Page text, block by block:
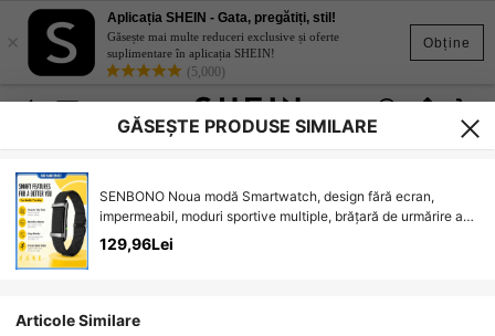
Obține
×
Aplicația SHEIN - Gata, pregătiți, stil!
Găsește mai multe reduceri exclusive și oferte
suplimentare în aplicația SHEIN!
(5,000)
GĂSEȘTE PRODUSE SIMILARE
SENBONO Noua modă Smartwatch, design fără ecran,
impermeabil, moduri sportive multiple, brățară de urmărire a
activității, brățară inteligentă pentru monitorizarea somnului
129,96Lei
Articole Similare